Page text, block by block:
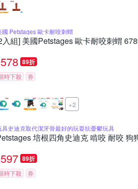
國 Petstages 歐卡耐咬刺蝟
入組] 美國Petstages 歐卡耐咬刺蝟
578 89折
時下殺 券
+2
具史迪克取代潔牙骨最好的玩耍抗憂鬱玩具
培根四角史迪克 啃咬 耐咬
597 89折
時下殺 券